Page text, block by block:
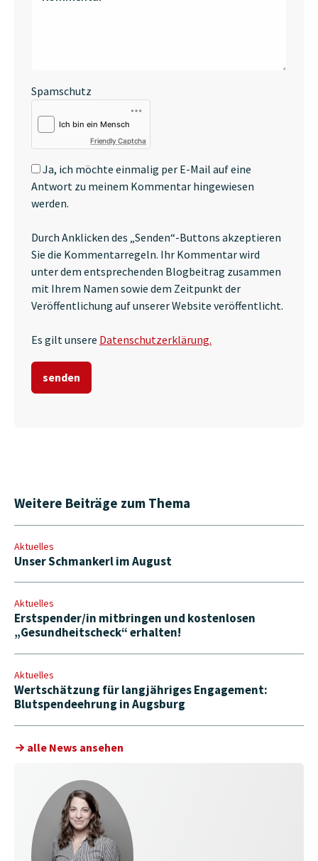
Weitere Beiträge zum Thema
Aktuelles
Unser Schmankerl im August
Aktuelles
Erstspender/in mitbringen und kostenlosen
„Gesundheitscheck“ erhalten!
Aktuelles
Wertschätzung für langjähriges Engagement:
Blutspendeehrung in Augsburg
alle News ansehen
Spamschutz
Friendly Captcha
Ja, ich möchte einmalig per E-Mail auf eine
Antwort zu meinem Kommentar hingewiesen
werden.
Durch Anklicken des „Senden“-Buttons akzeptieren
Sie die Kommentarregeln. Ihr Kommentar wird
unter dem entsprechenden Blogbeitrag zusammen
mit Ihrem Namen sowie dem Zeitpunkt der
Veröffentlichung auf unserer Website veröffentlicht.
Es gilt unsere Datenschutzerklärung.